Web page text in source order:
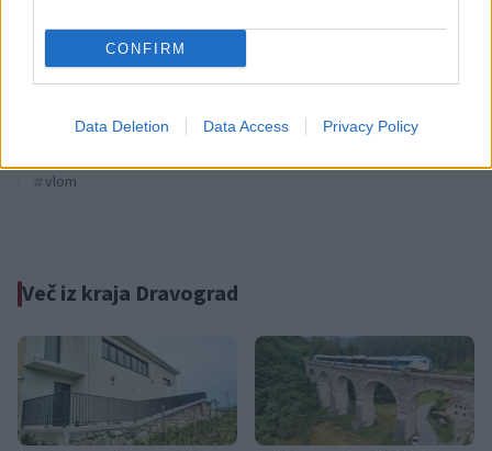
CONFIRM
Data Deletion Data Access Privacy Policy
Občine: Dravograd
Kategorije: Novice Novice
policija
prometna nesreča
vlom
Več iz kraja Dravograd